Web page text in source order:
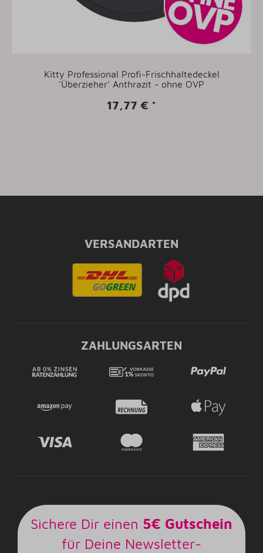
Kitty Professional Profi-Frischhaltedeckel
'Überzieher' Anthrazit - ohne OVP
17,77 € *
VERSANDARTEN
ZAHLUNGSARTEN
Sichere Dir einen 5€ Gutschein
für Deine Newsletter-